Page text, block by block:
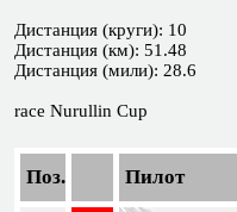
Дистанция (круги): 10
Дистанция (км): 51.48
Дистанция (мили): 28.6
race Nurullin Cup
Поз. Пилот